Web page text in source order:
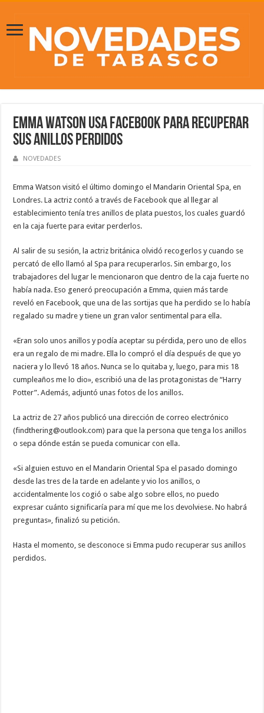
Emma Watson usa Facebook para recuperar
sus anillos perdidos
NOVEDADES
Emma Watson visitó el último domingo el Mandarin Oriental Spa, en
Londres. La actriz contó a través de Facebook que al llegar al
establecimiento tenía tres anillos de plata puestos, los cuales guardó
en la caja fuerte para evitar perderlos.
Al salir de su sesión, la actriz británica olvidó recogerlos y cuando se
percató de ello llamó al Spa para recuperarlos. Sin embargo, los
trabajadores del lugar le mencionaron que dentro de la caja fuerte no
había nada. Eso generó preocupación a Emma, quien más tarde
reveló en Facebook, que una de las sortijas que ha perdido se lo había
regalado su madre y tiene un gran valor sentimental para ella.
«Eran solo unos anillos y podía aceptar su pérdida, pero uno de ellos
era un regalo de mi madre. Ella lo compró el día después de que yo
naciera y lo llevó 18 años. Nunca se lo quitaba y, luego, para mis 18
cumpleaños me lo dio», escribió una de las protagonistas de “Harry
Potter”. Además, adjuntó unas fotos de los anillos.
La actriz de 27 años publicó una dirección de correo electrónico
(findthering@outlook.com) para que la persona que tenga los anillos
o sepa dónde están se pueda comunicar con ella.
«Si alguien estuvo en el Mandarin Oriental Spa el pasado domingo
desde las tres de la tarde en adelante y vio los anillos, o
accidentalmente los cogió o sabe algo sobre ellos, no puedo
expresar cuánto significaría para mí que me los devolviese. No habrá
preguntas», finalizó su petición.
Hasta el momento, se desconoce si Emma pudo recuperar sus anillos
perdidos.